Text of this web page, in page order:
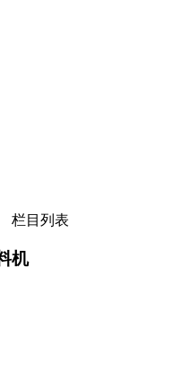
栏目列表
机